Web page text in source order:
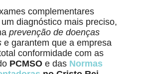
complementares
diagnóstico mais preciso,
prevenção de doenças
e garantem que a empresa
conformidade com as
PCMSO e das Normas